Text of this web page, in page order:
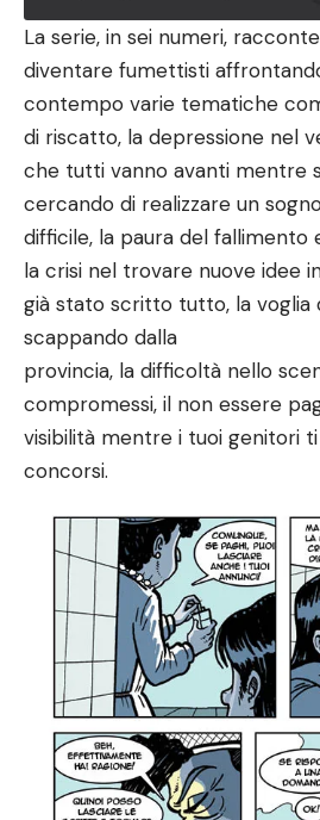
La serie, in sei numeri,
diventare fumettisti
contempo varie tematiche
di riscatto, la depressione nel
che tutti vanno avanti mentre
cercando di realizzare un
difficile, la paura del fallimento
la crisi nel trovare nuove idee
già stato scritto tutto, la voglia
scappando dalla
provincia, la difficoltà nello
compromessi, il non essere
visibilità mentre i tuoi genitori
concorsi.